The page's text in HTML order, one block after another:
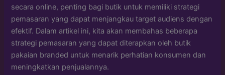
secara online, penting bagi butik untuk memiliki strategi
pemasaran yang dapat menjangkau target audiens dengan
efektif. Dalam artikel ini, kita akan membahas beberapa
strategi pemasaran yang dapat diterapkan oleh butik
pakaian branded untuk menarik perhatian konsumen dan
meningkatkan penjualannya.